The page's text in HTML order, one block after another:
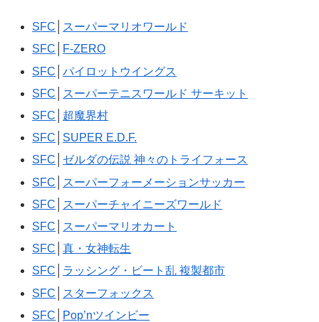
SFC
スーパーマリオワールド
SFC
F-ZERO
SFC │パイロットウイングス
SFC
スーパーテニスワールド サーキット
SFC
超魔界村
SFC
SUPER E.D.F.
SFC
ゼルダの伝説 神々のトライフォース
SFC
スーパーフォーメーションサッカー
SFC
スーパーチャイニーズワールド
SFC
スーパーマリオカート
SFC │真・女神転生
SFC
ラッシング・ビート乱 複製都市
SFC
スターフォックス
SFC
Pop’nツインビー